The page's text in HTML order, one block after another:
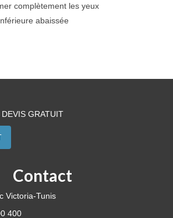
complètement les yeux
abaissée
GRATUIT
Contact
Victoria-Tunis
400